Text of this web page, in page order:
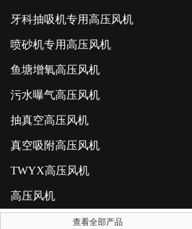
牙科抽吸机专用高压风机
喷砂机专用高压风机
鱼塘增氧高压风机
污水曝气高压风机
抽真空高压风机
真空吸附高压风机
TWYX高压风机
高压风机
查看全部产品